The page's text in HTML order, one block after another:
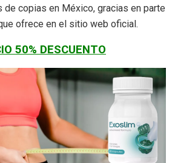
copias en México, gracias en parte
ofrece en el sitio web oficial.
50% DESCUENTO